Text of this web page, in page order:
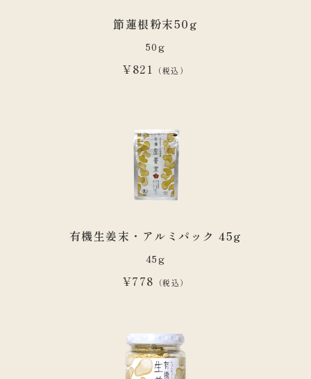
節蓮根粉末50g
50g
¥821 （税込）
有機生姜末・アルミパック 45g
45g
¥778 （税込）